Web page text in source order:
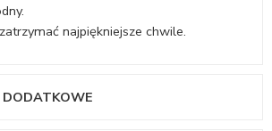
najpiękniejsze chwile.
DODATKOWE